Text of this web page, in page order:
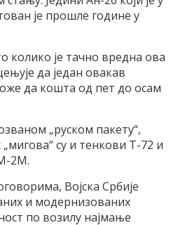
је прошле године у
колико је тачно вредна ова
да један овакав
да кошта од пет до осам
„руском пакету“,
су и тенкови Т-72 и
2М.
Војска Србије
и модернизованих
по возилу најмање